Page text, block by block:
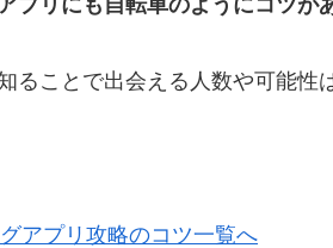
ることで出会える人数や可能性
アプリ攻略のコツ一覧へ